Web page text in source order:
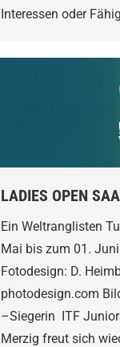
Interessen oder
LADIES OPEN
Ein Weltranglisten
Mai bis zum 01.
Fotodesign: D.
photodesign.com
–Siegerin ITF
Merzig freut sich